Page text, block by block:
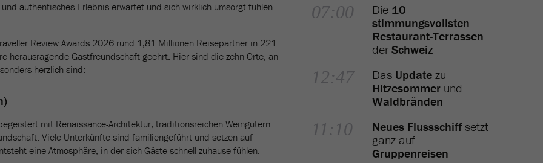
authentisches Erlebnis erwartet und sich wirklich umsorgt fühlen
Review Awards 2026 rund 1,81 Millionen Reisepartner in 221
herausragende Gastfreundschaft geehrt. Hier sind die zehn Orte, an
herzlich sind:
mit Renaissance-Architektur, traditionsreichen Weingütern
Viele Unterkünfte sind familiengeführt und setzen auf
eine Atmosphäre, in der sich Gäste schnell zuhause fühlen.
07:00 Die 10
stimmungsvollsten
Restaurant-Terrassen
derSchweiz
12:47 Das Update zu
Hitzesommer und
Waldbränden
11:10 Neues Flussschiff setzt
ganz auf
Gruppenreisen